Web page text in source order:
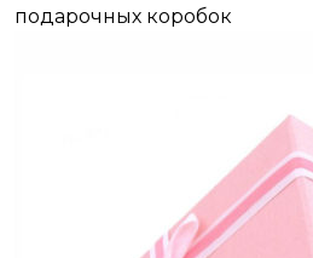
подарочных коробок